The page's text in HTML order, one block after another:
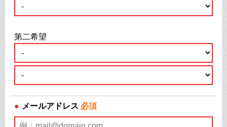
第二希望
● メールアドレス 必須